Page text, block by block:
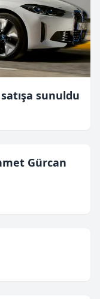
sunuldu
Gürcan